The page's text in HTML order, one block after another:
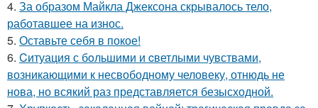
4. За образом Майкла Джексона скрывалось тело,
работавшее на износ.
5. Оставьте себя в покое!
6. Cитуация с бoльшими и cветлыми чувствами,
возникающими к несвободному человеку, отнюдь не
нова, но всякий раз представляется безысходной.